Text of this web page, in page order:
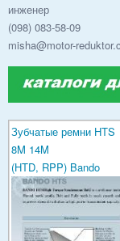
инженер
(098) 083-58-09
misha@motor-
Зубчатые ремни HTS
8M 14M
(HTD, RPP) Bando